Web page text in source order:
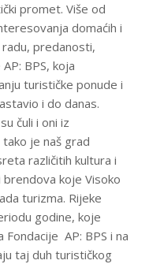
promet. Više od
domaćih i
predanosti,
BPS, koja
turističke ponude i
i do danas.
čuli i oni iz
je naš grad
različitih kultura i
koje Visoko
turizma. Rijeke
godine, koje
AP: BPS i na
taj duh turističkog